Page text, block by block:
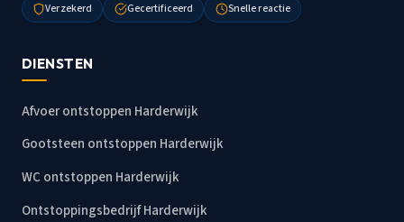
Verzekerd Gecertificeerd Snelle reactie
DIENSTEN
Afvoer ontstoppen Harderwijk
Gootsteen ontstoppen Harderwijk
WC ontstoppen Harderwijk
Ontstoppingsbedrijf Harderwijk